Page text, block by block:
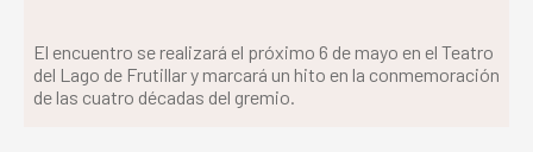
El encuentro se realizará el próximo 6 de mayo en el Teatro
del Lago de Frutillar y marcará un hito en la conmemoración
de las cuatro décadas del gremio.